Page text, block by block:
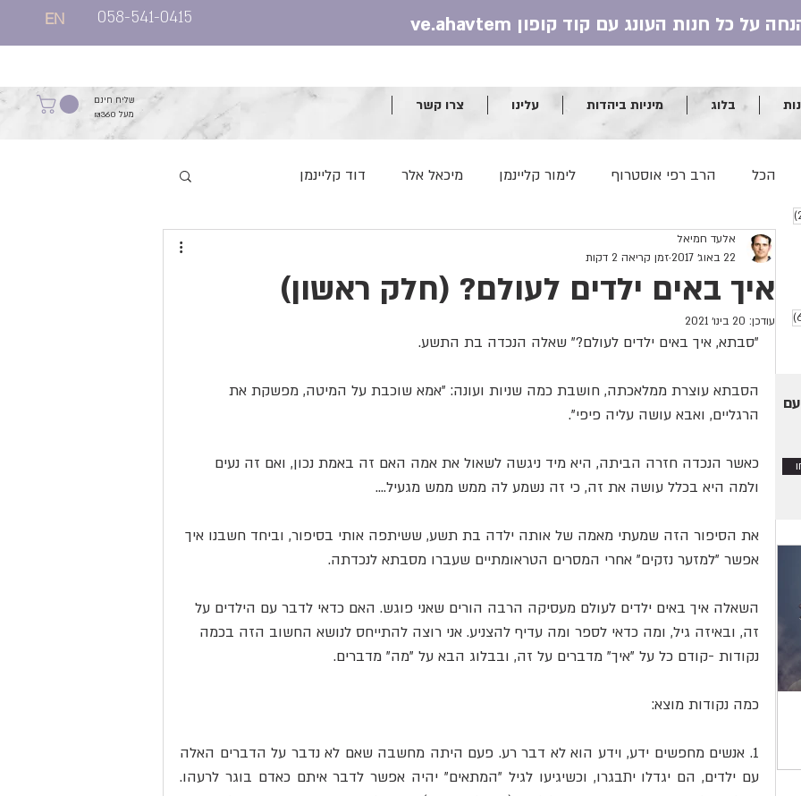
EN 058-541-0415
שליח חינם
מעל ₪360
בלוג מיניות ביהדות עלינו צרו קשר
הכל הרב רפי אוסטרוף לימור קליינמן מיכאל אלר דוד קליינמן
שולמית מור
הרב יצחק רונס
הרב שראל רוזנבלט ד"ר נלי שטיין טלי רוזנבאום הרב יאיר שפיץ
דבורה מלכה נתנאל בכור חתן וכלה
איך באים ילדים לעולם? (חלק ראשון)
אלעד חמיאל
22 באוג׳ 2017
זמן קריאה 2 דקות
עודכן: 20 בינו׳ 2021
"סבתא, איך באים ילדים לעולם?" שאלה הנכדה בת התשע.
הסבתא עוצרת ממלאכתה, חושבת כמה שניות ועונה: "אמא שוכבת על המיטה, מפשקת את
הרגליים, ואבא עושה עליה פיפי".
כאשר הנכדה חזרה הביתה, היא מיד ניגשה לשאול את אמה האם זה באמת נכון, ואם זה נעים
ולמה היא בכלל עושה את זה, כי זה נשמע לה ממש ממש מגעיל....
את הסיפור הזה שמעתי מאמה של אותה ילדה בת תשע, ששיתפה אותי בסיפור, וביחד חשבנו איך
אפשר "למזער נזקים" אחרי המסרים הטראומתיים שעברו מסבתא לנכדתה.
השאלה איך באים ילדים לעולם מעסיקה הרבה הורים שאני פוגש. האם כדאי לדבר עם הילדים על
זה, ובאיזה גיל, ומה כדאי לספר ומה עדיף להצניע. אני רוצה להתייחס לנושא החשוב הזה בכמה
נקודות -קודם כל על "איך" מדברים על זה, ובבלוג הבא על "מה" מדברים.
כמה נקודות מוצא:
25 פוסטים
6 פוסטים
תקופת הנידה והתעוררות החשק המיני